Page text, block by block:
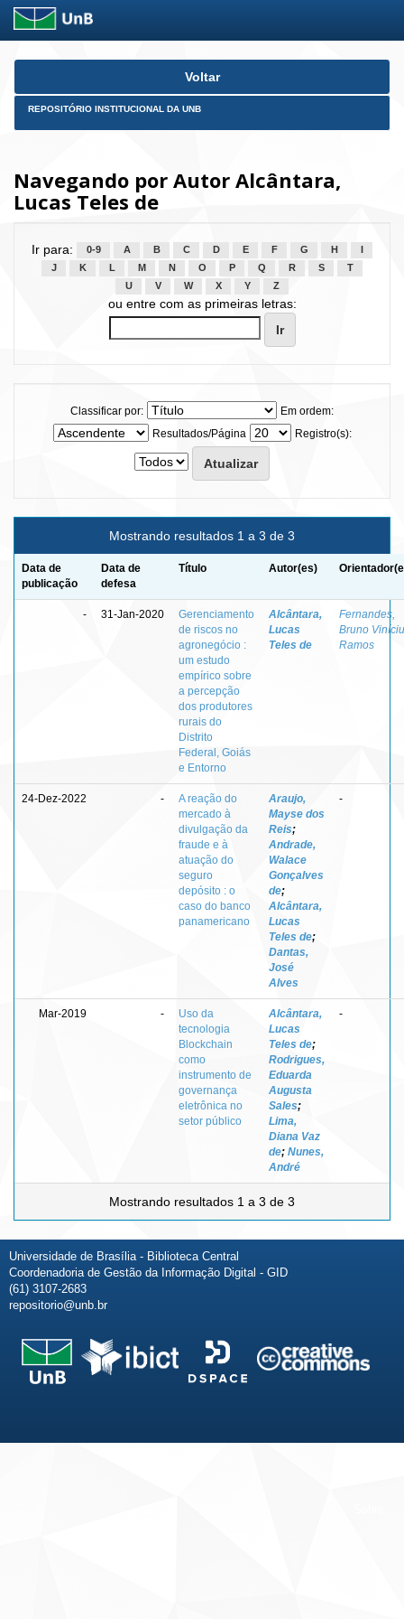
Skip
Voltar
REPOSITÓRIO INSTITUCIONAL DA UNB
Navegando por Autor Alcântara,
Lucas Teles de
Ir para: 0-9 A B C D E F G H
J
K L M N O P Q R S
T
U
V W X Y Z
ou entre com as primeiras letras:
Classificar por:
Em ordem:
Resultados/Página
Registro(s):
Mostrando resultados 1 a 3 de 3
Data de
publicação
Data de
defesa
Título Autor(es)
- 31-Jan-2020
Gerenciamento
de riscos no
agronegócio :
um estudo
empírico sobre
a percepção
dos produtores
rurais do
Distrito
Federal, Goiás
e Entorno
Alcântara,
Lucas
Teles de
Fernandes,
Bruno
Ramos
24-Dez-2022 -
A reação do
mercado à
divulgação da
fraude e à
atuação do
seguro
depósito : o
caso do banco
panamericano
Araujo,
Mayse dos
Reis;
Andrade,
Walace
Gonçalves
de;
Alcântara,
Lucas
Teles de;
Dantas,
José
Alves
-
Mar-2019 -
Uso da
tecnologia
Blockchain
como
instrumento de
governança
eletrônica no
setor público
Alcântara,
Lucas
Teles de;
Rodrigues,
Eduarda
Augusta
Sales;
Lima,
Diana Vaz
de; Nunes,
André
-
Mostrando resultados 1 a 3 de 3
Universidade de Brasília - Biblioteca Central
Coordenadoria de Gestão da Informação Digital - GID
(61) 3107-2683
repositorio@unb.br